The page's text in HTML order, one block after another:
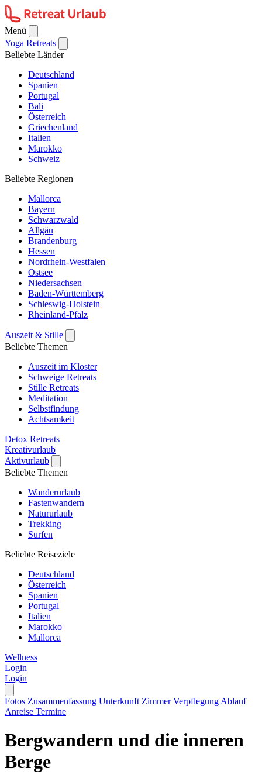
Menü
Yoga Retreats
Beliebte Länder
Deutschland
Spanien
Portugal
Bali
Österreich
Griechenland
Italien
Marokko
Schweiz
Beliebte Regionen
Mallorca
Bayern
Schwarzwald
Allgäu
Brandenburg
Hessen
Nordrhein-Westfalen
Ostsee
Niedersachsen
Baden-Württemberg
Schleswig-Holstein
Rheinland-Pfalz
Auszeit & Stille
Beliebte Themen
Auszeit im Kloster
Schweige Retreats
Stille Retreats
Meditation
Selbstfindung
Achtsamkeit
Detox Retreats
Kreativurlaub
Aktivurlaub
Beliebte Themen
Wanderurlaub
Fastenwandern
Natururlaub
Trekking
Surfen
Beliebte Reiseziele
Deutschland
Österreich
Spanien
Portugal
Italien
Marokko
Mallorca
Wellness
Login
Login
Fotos Zusammenfassung Unterkunft ZimmerVerpflegung Ablauf
Anreise Termine
Bergwandern und die inneren
Berge